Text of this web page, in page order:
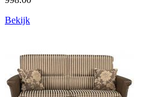
Bekijk